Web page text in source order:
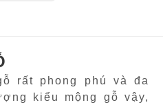
rất phong phú và đa
kiểu mộng gỗ vậy,